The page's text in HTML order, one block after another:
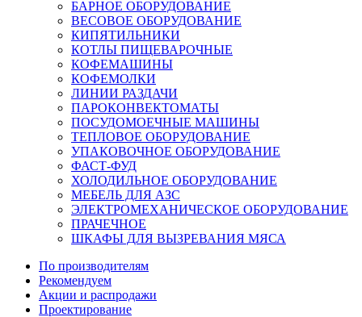
БАРНОЕ ОБОРУДОВАНИЕ
ВЕСОВОЕ ОБОРУДОВАНИЕ
КИПЯТИЛЬНИКИ
КОТЛЫ ПИЩЕВАРОЧНЫЕ
КОФЕМАШИНЫ
КОФЕМОЛКИ
ЛИНИИ РАЗДАЧИ
ПАРОКОНВЕКТОМАТЫ
ПОСУДОМОЕЧНЫЕ МАШИНЫ
ТЕПЛОВОЕ ОБОРУДОВАНИЕ
УПАКОВОЧНОЕ ОБОРУДОВАНИЕ
ФАСТ-ФУД
ХОЛОДИЛЬНОЕ ОБОРУДОВАНИЕ
МЕБЕЛЬ ДЛЯ АЗС
ЭЛЕКТРОМЕХАНИЧЕСКОЕ ОБОРУДОВАНИЕ
ПРАЧЕЧНОЕ
ШКАФЫ ДЛЯ ВЫЗРЕВАНИЯ МЯСА
По производителям
Рекомендуем
Акции и распродажи
Проектирование